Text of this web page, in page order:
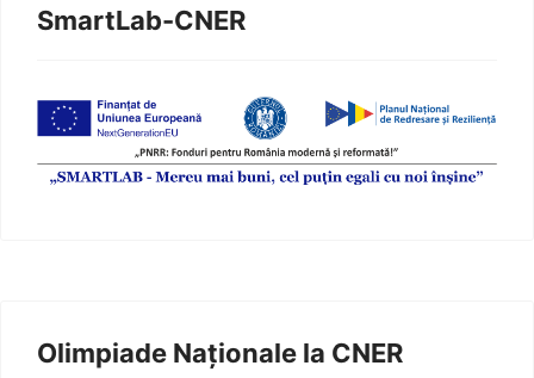
SmartLab-CNER
Olimpiade Naționale la CNER